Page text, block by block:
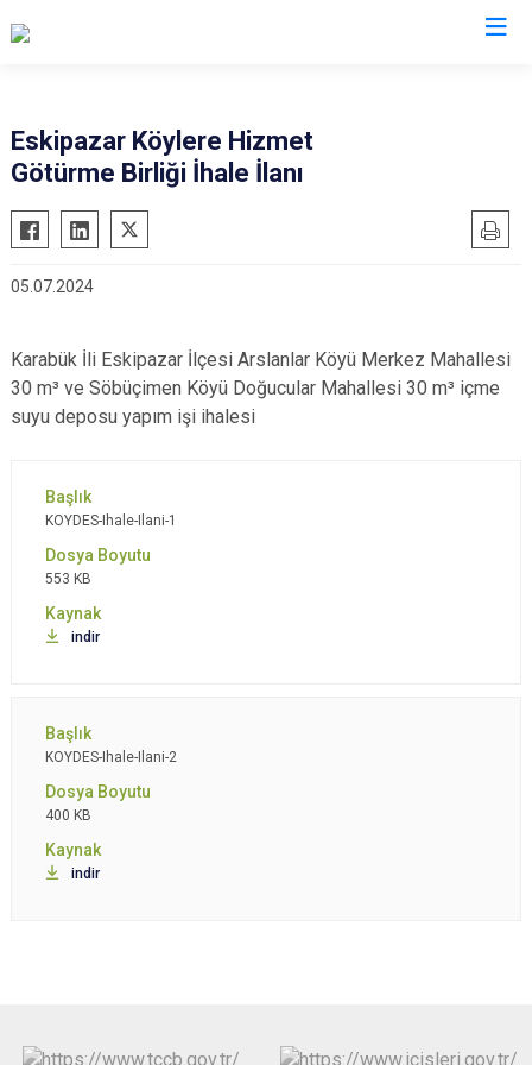
Eflani
Eskipazar
Safranbolu
Eskipazar Köylere Hizmet
Götürme Birliği İhale İlanı
05.07.2024
Karabük İli Eskipazar İlçesi Arslanlar Köyü Merkez Mahallesi
30 m³ ve Söbüçimen Köyü Doğucular Mahallesi 30 m³ içme
suyu deposu yapım işi ihalesi
KOYDES-Ihale-Ilani-1
553 KB
indir
KOYDES-Ihale-Ilani-2
400 KB
indir